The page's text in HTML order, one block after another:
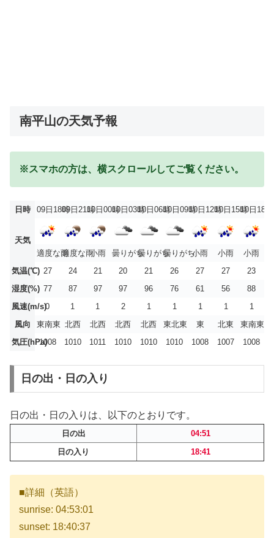
南平山の天気予報
※スマホの方は、横スクロールしてご覧ください。
日時 09日18時09日21時10日00時10日03時10日06時10日09時10日12時10日15時10日18時
天気
適度な雨適度な雨小雨 曇りがち曇りがち曇りがち小雨 小雨
小雨
気温(℃) 27 24 21 20 21 26 27 27
23
湿度(%) 77 87 97 97 96 76 61 56
88
風速(m/s)0 1 1 2 1 1 1 1
1
風向
東南東 北西 北西 北西 北西 東北東 東 北東
東南東
気圧(hPa)1008 1010 1011 1010 1010 1010 1008 1007 1008
日の出・日の入り
日の出・日の入りは、以下のとおりです。
日の出
04:51
日の入り
18:41
■詳細（英語）
sunrise: 04:53:01
sunset: 18:40:37